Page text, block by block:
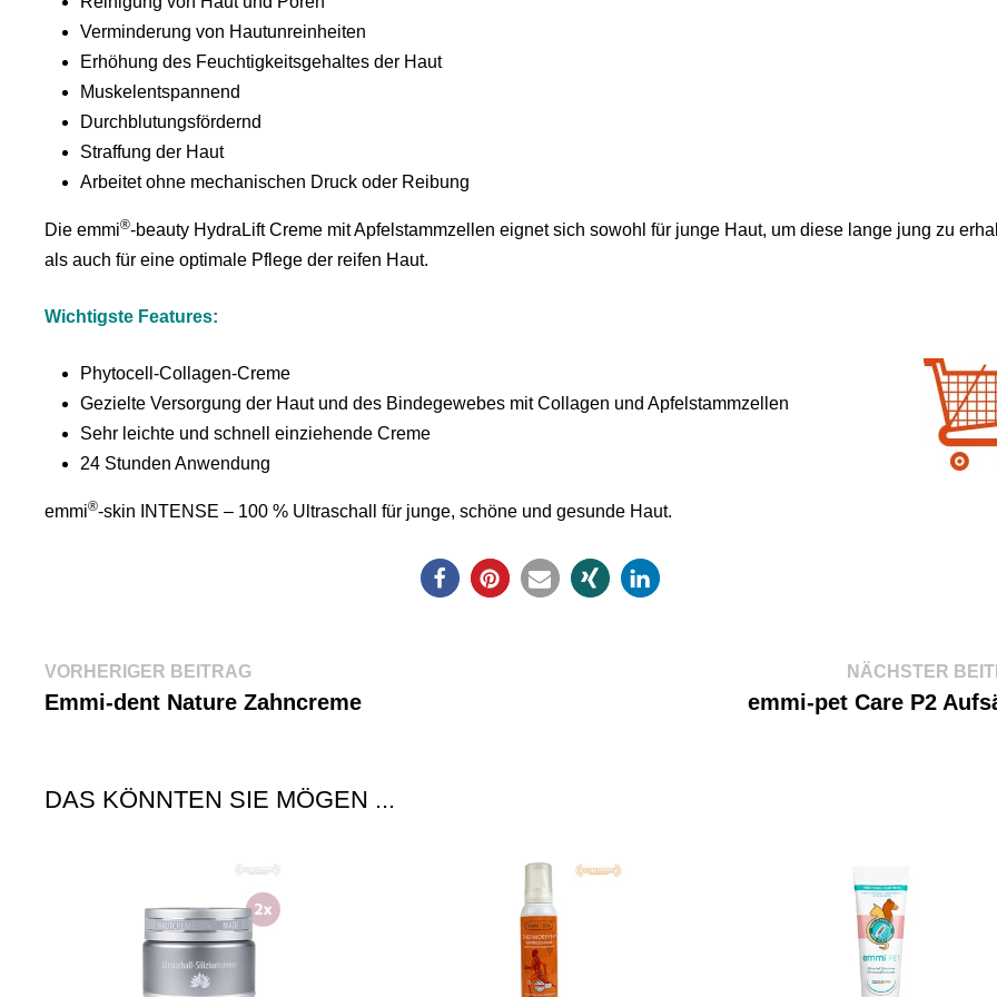
Verminderung von Hautunreinheiten
Erhöhung des Feuchtigkeitsgehaltes der Haut
Muskelentspannend
Durchblutungsfördernd
Straffung der Haut
Arbeitet ohne mechanischen Druck oder Reibung
Die emmi®-beauty HydraLift Creme mit Apfelstammzellen eignet sich sowohl für junge Haut, um diese lange jung zu
als auch für eine optimale Pflege der reifen Haut.
Wichtigste Features:
Phytocell-Collagen-Creme
Gezielte Versorgung der Haut und des Bindegewebes mit Collagen und Apfelstammzellen
Sehr leichte und schnell einziehende Creme
24 Stunden Anwendung
emmi®-skin INTENSE – 100 % Ultraschall für junge, schöne und gesunde Haut.
Beitragsnavigation
VORHERIGER BEITRAGVorheriger
Beitrag:
Emmi-dent Nature Zahncreme
NÄCHSTER
emmi-pet Care P2
DAS KÖNNTEN SIE MÖGEN ...